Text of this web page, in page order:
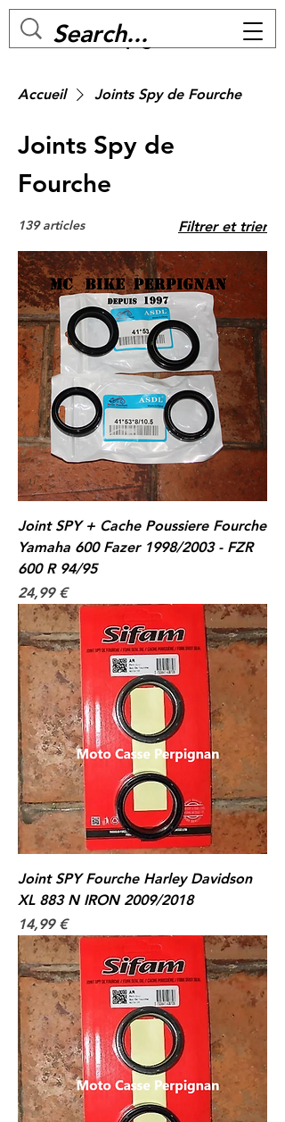
MC BIKE Perpignan
Accueil Joints Spy de Fourche
Joints Spy de
Fourche
139 articles Filtrer et trier
Joint SPY + Cache Poussiere Fourche
Yamaha 600 Fazer 1998/2003 - FZR
600 R 94/95
Prix
24,99 €
Joint SPY Fourche Harley Davidson
XL 883 N IRON 2009/2018
Prix
14,99 €